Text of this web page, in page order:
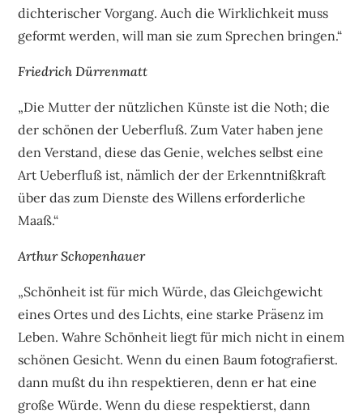
dichterischer Vorgang. Auch die Wirklichkeit muss
geformt werden, will man sie zum Sprechen bringen.“
Friedrich Dürrenmatt
„Die Mutter der nützlichen Künste ist die Noth; die
der schönen der Ueberfluß. Zum Vater haben jene
den Verstand, diese das Genie, welches selbst eine
Art Ueberfluß ist, nämlich der der Erkenntnißkraft
über das zum Dienste des Willens erforderliche
Maaß.“
Arthur Schopenhauer
„Schönheit ist für mich Würde, das Gleichgewicht
eines Ortes und des Lichts, eine starke Präsenz im
Leben. Wahre Schönheit liegt für mich nicht in einem
schönen Gesicht. Wenn du einen Baum fotografierst.
dann mußt du ihn respektieren, denn er hat eine
große Würde. Wenn du diese respektierst, dann